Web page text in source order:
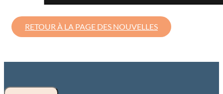
RETOUR À LA PAGE DES NOUVELLES